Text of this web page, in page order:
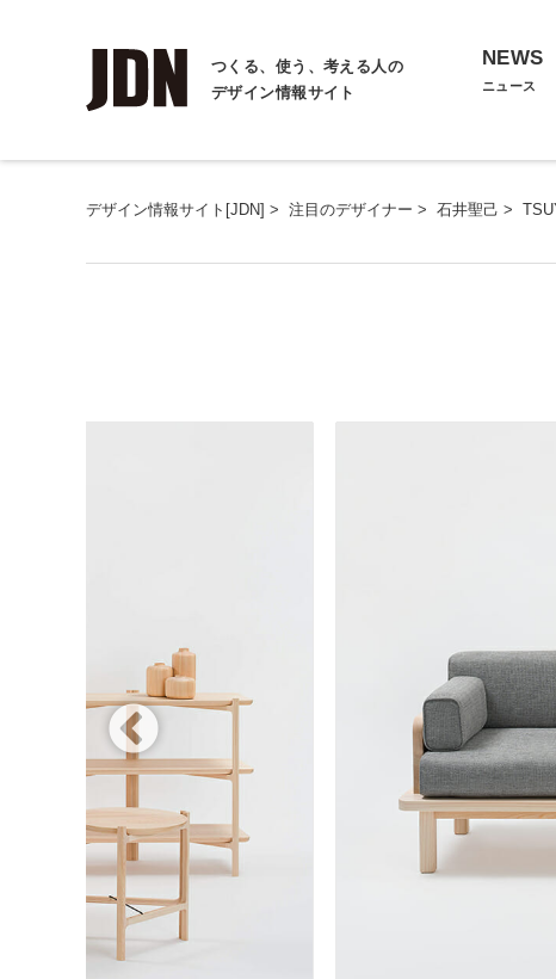
つくる、使う、考える人の
デザイン情報サイト
NEWS
ニュース
デザイン情報サイト[JDN] > 注目のデザイナー > 石井聖己 >